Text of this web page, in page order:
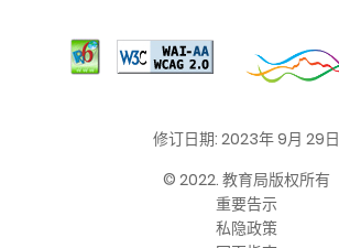
修订日期: 2023年 9月 29日
© 2022. 教育局版权所有
重要告示
私隐政策